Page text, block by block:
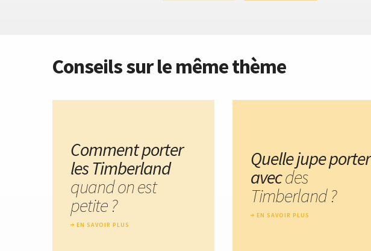
Conseils sur le même thème
Comment porter
les Timberland
quand on est
petite ?
EN SAVOIR PLUS
Quelle jupe porter
avecdes
Timberland ?
EN SAVOIR PLUS